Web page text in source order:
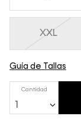
XXL
Guía de Tallas
Cantidad
1